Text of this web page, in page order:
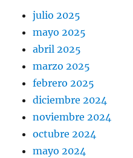
julio 2025
mayo 2025
abril 2025
marzo 2025
febrero 2025
diciembre 2024
noviembre 2024
octubre 2024
mayo 2024